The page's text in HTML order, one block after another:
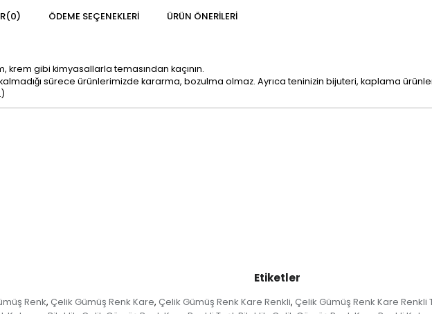
(0) ÖDEME SEÇENEKLERI ÜRÜN ÖNERILERI
krem gibi kimyasallarla temasından kaçının.
sürece ürünlerimizde kararma, bozulma olmaz. Ayrıca teninizin bijuteri, kaplama
Etiketler
Renk, Çelik Gümüş Renk Kare, Çelik Gümüş Renk Kare Renkli, Çelik Gümüş Renk Kare Renkli